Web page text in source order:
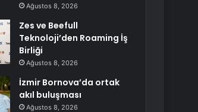
Ağustos 8, 2026
Zes ve Beefull
Teknoloji’den Roaming İş
Birliği
Ağustos 8, 2026
İzmir Bornova’da ortak
akıl buluşması
Ağustos 8, 2026